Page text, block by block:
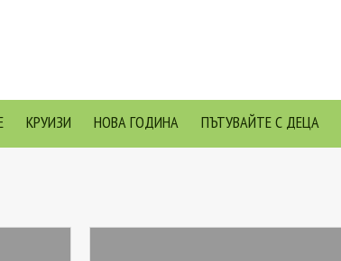
КРУИЗИ НОВА ГОДИНА ПЪТУВАЙТЕ С ДЕЦА